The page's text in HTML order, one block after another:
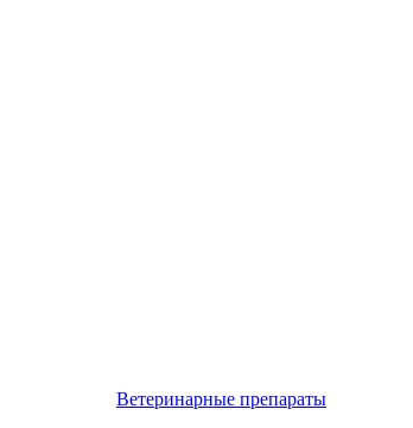
Ветеринарные препараты